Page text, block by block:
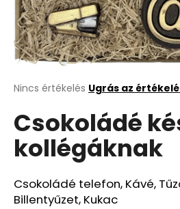
A
átlagos
értékelése
5-
ből
csillag.
Nincs értékelés Ugrás az
Csokoládé
kollégáknak
Csokoládé telefon, Kávé,
Billentyűzet, Kukac
KERESÉS
A
á
n
u
k